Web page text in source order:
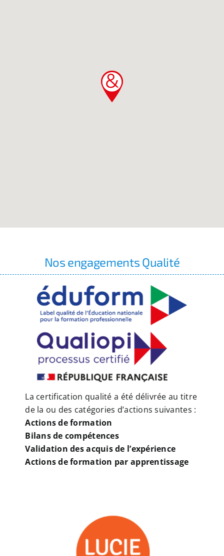
Nos engagements Qualité
La certification qualité a été délivrée au titre
de la ou des catégories d’actions suivantes :
Actions de formation
Bilans de compétences
Validation des acquis de l’expérience
Actions de formation par apprentissage